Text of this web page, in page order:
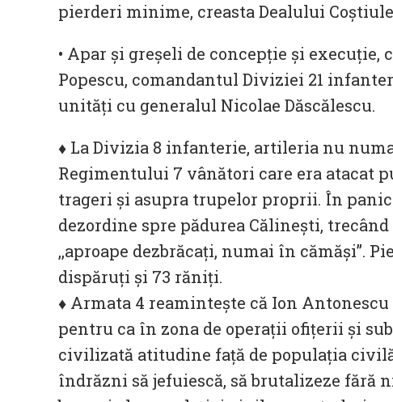
pierderi minime, creasta Dealului
• Apar şi greşeli de concepţie şi execuţie,
Popescu, comandantul Diviziei 21
unități cu generalul Nicolae Dăscălescu.
♦ La Divizia 8 infanterie, artileria nu
Regimentului 7 vânători care era atacat
trageri şi asupra trupelor proprii. În
dezordine spre pădurea Călineşti,
,,aproape dezbrăcaţi, numai în cămăşi”.
dispăruţi şi 73 răniţi.
♦ Armata 4 reaminteşte că Ion
pentru ca în zona de operaţii ofiţerii şi
civilizată atitudine faţă de populaţia
îndrăzni să jefuiescă, să brutalizeze fără